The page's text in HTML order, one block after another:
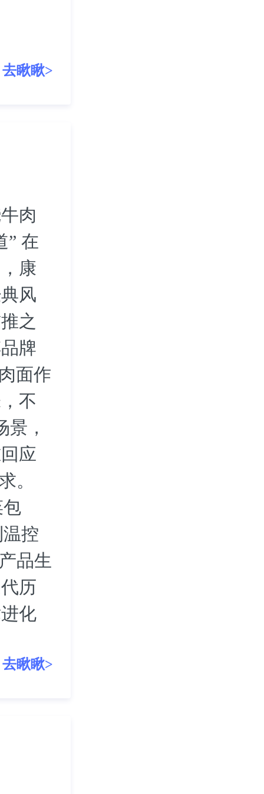
去瞅瞅>
肉
” 在
康
风
之
牌
面作
不
，
应
。
控
品生
历
化
去瞅瞅>